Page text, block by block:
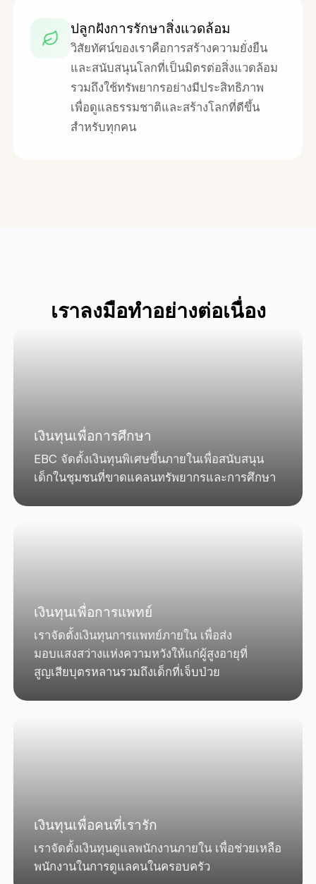
ปลูกฝังการรักษาสิ่งแวดล้อม
วิสัยทัศน์ของเราคือการสร้างความยั่งยืน
และสนับสนุนโลกที่เป็นมิตรต่อสิ่งแวดล้อม
รวมถึงใช้ทรัพยากรอย่างมีประสิทธิภาพ
เพื่อดูแลธรรมชาติและสร้างโลกที่ดีขึ้น
สำหรับทุกคน
เราลงมือทำอย่างต่อเนื่อง
เงินทุนเพื่อการศึกษา
EBC จัดตั้งเงินทุนพิเศษขึ้นภายในเพื่อสนับสนุน
เด็กในชุมชนที่ขาดแคลนทรัพยากรและการศึกษา
เงินทุนเพื่อการแพทย์
เราจัดตั้งเงินทุนการแพทย์ภายใน เพื่อส่ง
มอบแสงสว่างแห่งความหวังให้แก่ผู้สูงอายุที่
สูญเสียบุตรหลานรวมถึงเด็กที่เจ็บป่วย
เงินทุนเพื่อคนที่เรารัก
เราจัดตั้งเงินทุนดูแลพนักงานภายใน เพื่อช่วยเหลือ
พนักงานในการดูแลคนในครอบครัว